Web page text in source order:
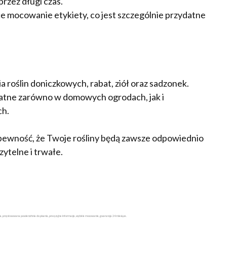
mocowanie etykiety, co jest szczególnie przydatne
doniczkowych, rabat, ziół oraz sadzonek.
zarówno w domowych ogrodach, jak i
że Twoje rośliny będą zawsze odpowiednio
i trwałe.
powierzchnia do pisania, precyzyjne informacje, szybkie mocowanie, gwarancja 24 miesiące.